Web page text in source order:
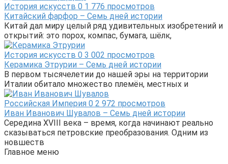
История искусств 0 1 776 просмотров
Китайский фарфор – Семь дней истории
Китай дал миру целый ряд удивительных изобретений и
открытий: это порох, компас, бумага, шёлк,
История искусств 0 3 002 просмотров
Керамика Этрурии – Семь дней истории
В первом тысячелетии до нашей эры на территории
Италии обитало множество племён, местных и
Российская Империя 0 2 972 просмотров
Иван Иванович Шувалов – Семь дней истории
Середина XVIII века – время, когда начинают реально
сказываться петровские преобразования. Одним из
новшеств
Главное меню